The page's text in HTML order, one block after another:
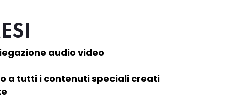
audio video
a tutti i contenuti speciali creati